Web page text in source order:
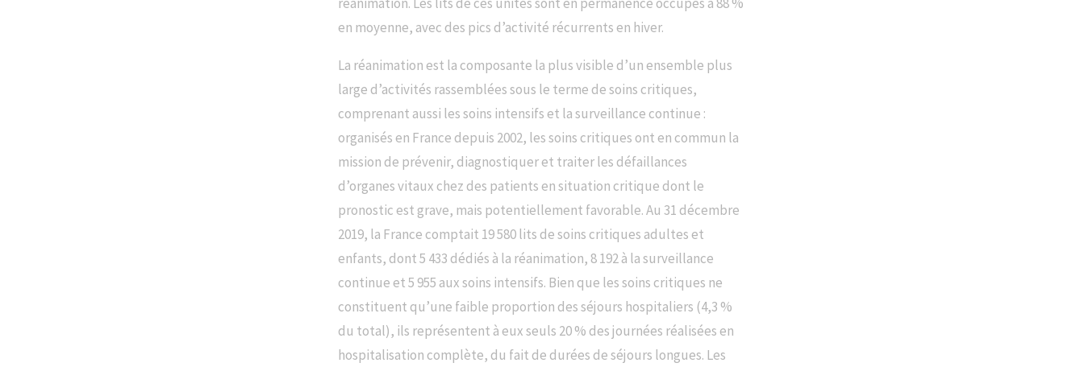
en moyenne, avec des pics d’activité récurrents en hiver.
La réanimation est la composante la plus visible d’un ensemble plus
large d’activités rassemblées sous le terme de soins critiques,
comprenant aussi les soins intensifs et la surveillance continue :
organisés en France depuis 2002, les soins critiques ont en commun la
mission de prévenir, diagnostiquer et traiter les défaillances
d’organes vitaux chez des patients en situation critique dont le
pronostic est grave, mais potentiellement favorable. Au 31 décembre
2019, la France comptait 19 580 lits de soins critiques adultes et
enfants, dont 5 433 dédiés à la réanimation, 8 192 à la surveillance
continue et 5 955 aux soins intensifs. Bien que les soins critiques ne
constituent qu’une faible proportion des séjours hospitaliers (4,3 %
du total), ils représentent à eux seuls 20 % des journées réalisées en
hospitalisation complète, du fait de durées de séjours longues. Les